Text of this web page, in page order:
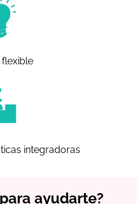
flexible
integradoras
ayudarte?